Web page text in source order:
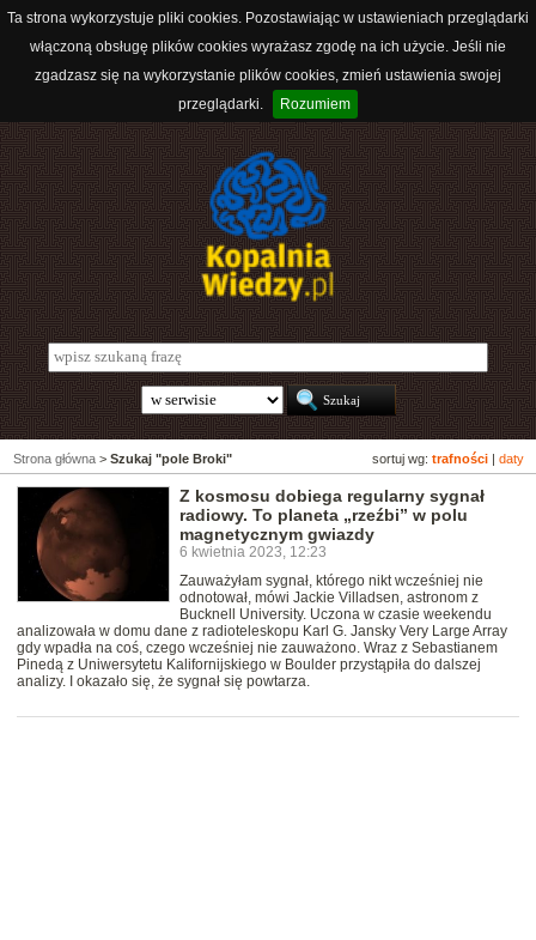
Ta strona wykorzystuje pliki cookies. Pozostawiając w ustawieniach przeglądarki
włączoną obsługę plików cookies wyrażasz zgodę na ich użycie. Jeśli nie
zgadzasz się na wykorzystanie plików cookies, zmień ustawienia swojej
przeglądarki.
Rozumiem
sortuj wg: trafności daty
Strona główna > Szukaj "pole Broki"
Z kosmosu dobiega regularny sygnał
radiowy. To planeta „rzeźbi” w polu
magnetycznym gwiazdy
6 kwietnia 2023, 12:23
Zauważyłam sygnał, którego nikt wcześniej nie
odnotował, mówi Jackie Villadsen, astronom z
Bucknell University. Uczona w czasie weekendu
analizowała w domu dane z radioteleskopu Karl G. Jansky Very Large Array
gdy wpadła na coś, czego wcześniej nie zauważono. Wraz z Sebastianem
Pinedą z Uniwersytetu Kalifornijskiego w Boulder przystąpiła do dalszej
analizy. I okazało się, że sygnał się powtarza.